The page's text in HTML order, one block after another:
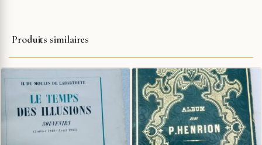
Produits similaires